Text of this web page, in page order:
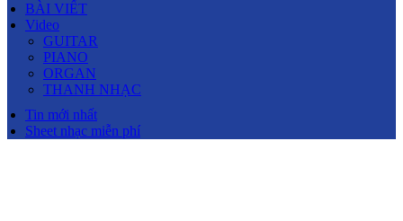
BÀI VIẾT
Video
GUITAR
PIANO
ORGAN
THANH NHẠC
Tin mới nhất
Sheet nhạc miễn phí